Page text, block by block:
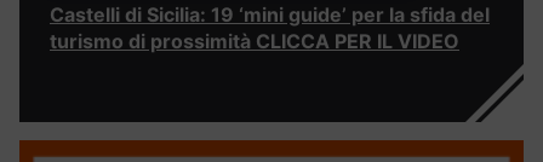
Castelli di Sicilia: 19 ‘mini guide’ per la sfida del
turismo di prossimità CLICCA PER IL VIDEO